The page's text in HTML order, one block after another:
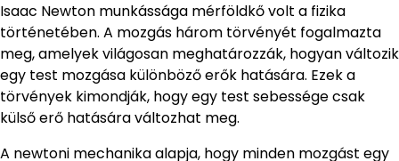
Isaac Newton munkássága mérföldkő volt a fizika
történetében. A mozgás három törvényét fogalmazta
meg, amelyek világosan meghatározzák, hogyan változik
egy test mozgása különböző erők hatására. Ezek a
törvények kimondják, hogy egy test sebessége csak
külső erő hatására változhat meg.
A newtoni mechanika alapja, hogy minden mozgást egy